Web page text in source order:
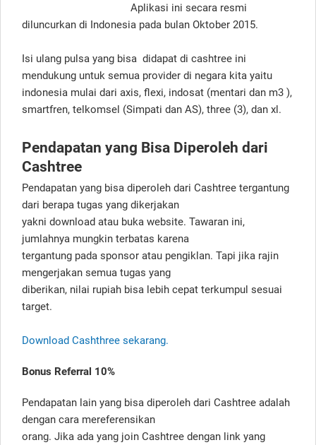
Aplikasi ini secara resmi
diluncurkan di Indonesia pada bulan Oktober 2015.
Isi ulang pulsa yang bisa didapat di cashtree ini
mendukung untuk semua provider di negara kita yaitu
indonesia mulai dari axis, flexi, indosat (mentari dan m3 ),
smartfren, telkomsel (Simpati dan AS), three (3), dan xl.
Pendapatan yang Bisa Diperoleh dari
Cashtree
Pendapatan yang bisa diperoleh dari Cashtree tergantung
dari berapa tugas yang dikerjakan
yakni download atau buka website. Tawaran ini,
jumlahnya mungkin terbatas karena
tergantung pada sponsor atau pengiklan. Tapi jika rajin
mengerjakan semua tugas yang
diberikan, nilai rupiah bisa lebih cepat terkumpul sesuai
target.
Download Cashthree sekarang.
Bonus Referral 10%
Pendapatan lain yang bisa diperoleh dari Cashtree adalah
dengan cara mereferensikan
orang. Jika ada yang join Cashtree dengan link yang